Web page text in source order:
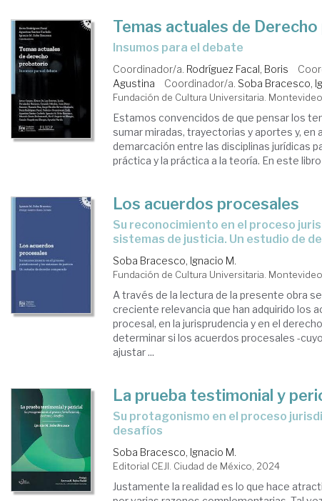
Temas actuales de
Insumos para el debate
Coordinador/a. Rodríguez Facal, Boris
Agustina
Coordinador/a. Soba Bracesco,
Fundación de Cultura Universitaria.
Estamos convencidos de que pensar los
sumar miradas, trayectorias y aportes y, en
demarcación entre las disciplinas jurídicas
práctica y la práctica a la teoría. En este
Los acuerdos procesales
Su reconocimiento en el proceso jurisdiccional y los
sistemas de justicia. Un estudio de
Soba Bracesco, Ignacio M.
Fundación de Cultura Universitaria.
A través de la lectura de la presente obra
creciente relevancia que han adquirido los
procesal, en la jurisprudencia y en el
determinar si los acuerdos procesales -
ajustar ...
La prueba testimonial y
su protagonismo en el proceso jurisdiccional, lecciones y
desafíos
Soba Bracesco, Ignacio M.
Editorial CEJI. Ciudad de México, 2024
Justamente la realidad es lo que hace